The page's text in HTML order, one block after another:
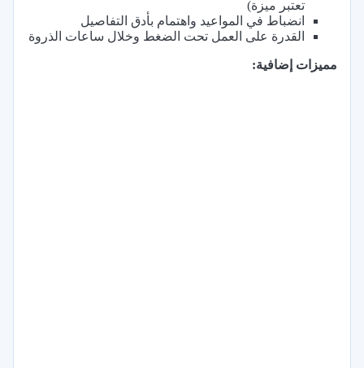
تعتبر ميزة)
انضباط في المواعيد واهتمام بأدق التفاصيل
القدرة على العمل تحت الضغط وخلال ساعات الذروة
مميزات إضافية: